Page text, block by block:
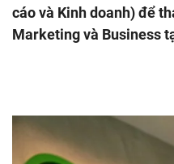
cáo và Kinh doanh) để
Marketing và Business